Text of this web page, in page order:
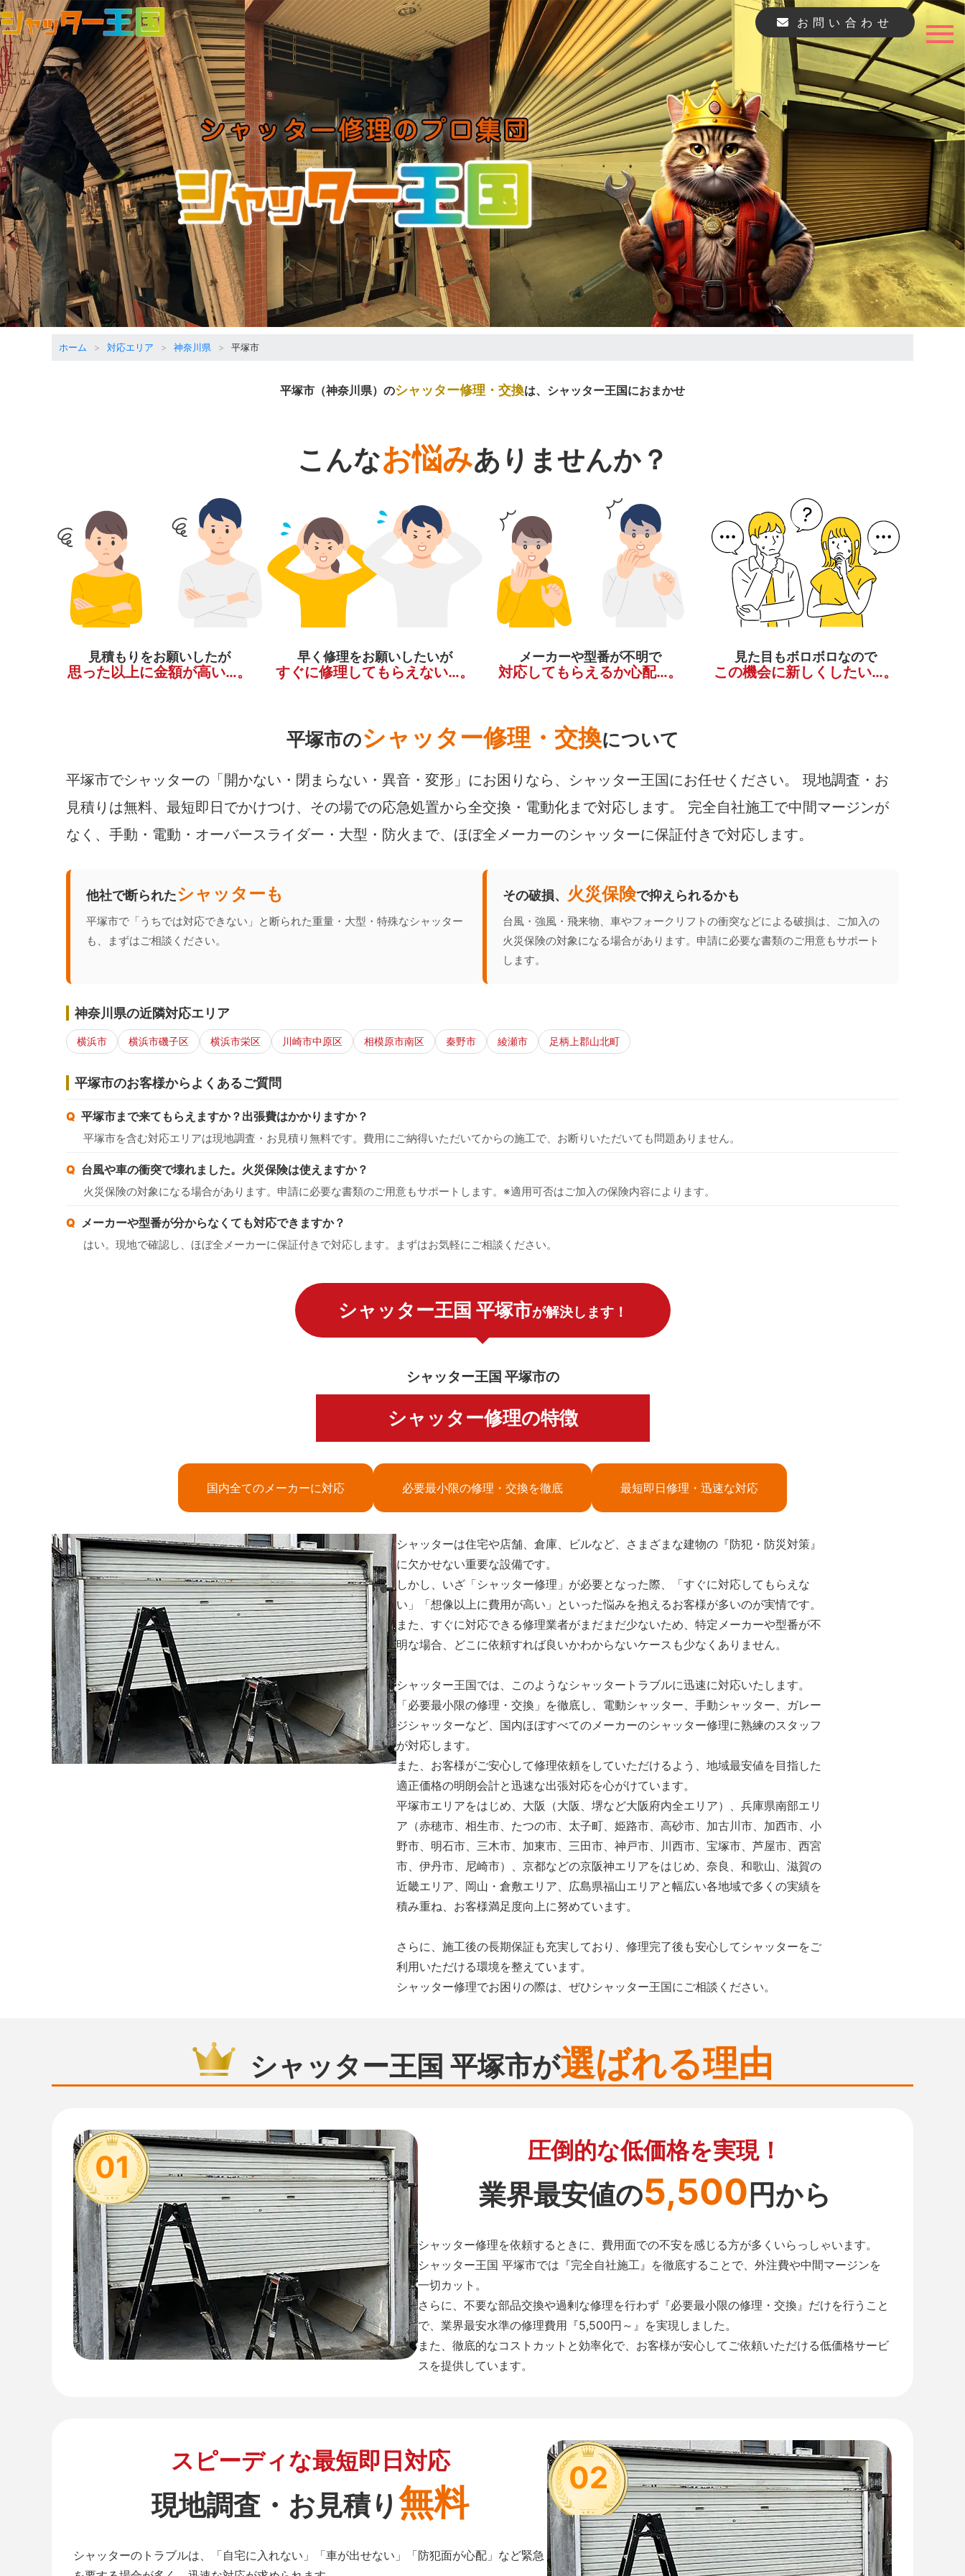
お問い合わせ
ホーム 対応エリア 神奈川県 平塚市
平塚市（神奈川県）のシャッター修理・交換は、シャッター王国におまかせ
こんなお悩みありませんか？
見積もりをお願いしたが
思った以上に金額が高い…。
早く修理をお願いしたいが
すぐに修理してもらえない…。
メーカーや型番が不明で
対応してもらえるか心配…。
見た目もボロボロなので
この機会に新しくしたい…。
平塚市のシャッター修理・交換について
平塚市でシャッターの「開かない・閉まらない・異音・変形」にお困りなら、シャッター王国にお任せください。 現地調査・お
見積りは無料、最短即日でかけつけ、その場での応急処置から全交換・電動化まで対応します。 完全自社施工で中間マージンが
なく、手動・電動・オーバースライダー・大型・防火まで、ほぼ全メーカーのシャッターに保証付きで対応します。
他社で断られたシャッターも
平塚市で「うちでは対応できない」と断られた重量・大型・特殊なシャッター
も、まずはご相談ください。
その破損、 火災保険で抑えられるかも
台風・強風・飛来物、車やフォークリフトの衝突などによる破損は、ご加入の
火災保険の対象になる場合があります。申請に必要な書類のご用意もサポート
します。
神奈川県の近隣対応エリア
横浜市 横浜市磯子区 横浜市栄区 川崎市中原区 相模原市南区 秦野市 綾瀬市 足柄上郡山北町
平塚市のお客様からよくあるご質問
平塚市まで来てもらえますか？出張費はかかりますか？
平塚市を含む対応エリアは現地調査・お見積り無料です。費用にご納得いただいてからの施工で、お断りいただいても問題ありません。
台風や車の衝突で壊れました。火災保険は使えますか？
火災保険の対象になる場合があります。申請に必要な書類のご用意もサポートします。※適用可否はご加入の保険内容によります。
メーカーや型番が分からなくても対応できますか？
はい。現地で確認し、ほぼ全メーカーに保証付きで対応します。まずはお気軽にご相談ください。
シャッター王国 平塚市が解決します！
シャッター王国 平塚市の
シャッター修理の特徴
国内全てのメーカーに対応 必要最小限の修理・交換を徹底 最短即日修理・迅速な対応
シャッターは住宅や店舗、倉庫、ビルなど、さまざまな建物の『防犯・防災対策』
に欠かせない重要な設備です。
しかし、いざ「シャッター修理」が必要となった際、「すぐに対応してもらえな
い」「想像以上に費用が高い」といった悩みを抱えるお客様が多いのが実情です。
また、すぐに対応できる修理業者がまだまだ少ないため、特定メーカーや型番が不
明な場合、どこに依頼すれば良いかわからないケースも少なくありません。
シャッター王国では、このようなシャッタートラブルに迅速に対応いたします。
「必要最小限の修理・交換」を徹底し、電動シャッター、手動シャッター、ガレー
ジシャッターなど、国内ほぼすべてのメーカーのシャッター修理に熟練のスタッフ
が対応します。
また、お客様がご安心して修理依頼をしていただけるよう、地域最安値を目指した
適正価格の明朗会計と迅速な出張対応を心がけています。
平塚市エリアをはじめ、大阪（大阪、堺など大阪府内全エリア）、兵庫県南部エリ
ア（赤穂市、相生市、たつの市、太子町、姫路市、高砂市、加古川市、加西市、小
野市、明石市、三木市、加東市、三田市、神戸市、川西市、宝塚市、芦屋市、西宮
市、伊丹市、尼崎市）、京都などの京阪神エリアをはじめ、奈良、和歌山、滋賀の
近畿エリア、岡山・倉敷エリア、広島県福山エリアと幅広い各地域で多くの実績を
積み重ね、お客様満足度向上に努めています。
さらに、施工後の長期保証も充実しており、修理完了後も安心してシャッターをご
利用いただける環境を整えています。
シャッター修理でお困りの際は、ぜひシャッター王国にご相談ください。
シャッター王国 平塚市が選ばれる理由
01 圧倒的な低価格を実現！
業界最安値の5,500円から
シャッター修理を依頼するときに、費用面での不安を感じる方が多くいらっしゃいます。
シャッター王国 平塚市では『完全自社施工』を徹底することで、外注費や中間マージンを
一切カット。
さらに、不要な部品交換や過剰な修理を行わず『必要最小限の修理・交換』だけを行うこと
で、業界最安水準の修理費用『5,500円～』を実現しました。
また、徹底的なコストカットと効率化で、お客様が安心してご依頼いただける低価格サービ
スを提供しています。
02
スピーディな最短即日対応
現地調査・お見積り無料
シャッターのトラブルは、「自宅に入れない」「車が出せない」「防犯面が心配」など緊急